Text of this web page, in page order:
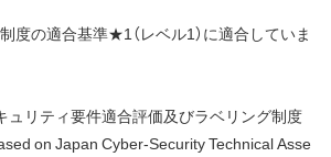
度の適合基準★1（レベル1）に適合していま
キュリティ要件適合評価及びラベリング制度
on Japan Cyber-Security Technical Asse